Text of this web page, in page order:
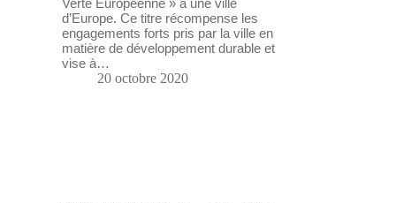
Verte Européenne » à une ville
d’Europe. Ce titre récompense les
engagements forts pris par la ville en
matière de développement durable et
vise à…
20 octobre 2020